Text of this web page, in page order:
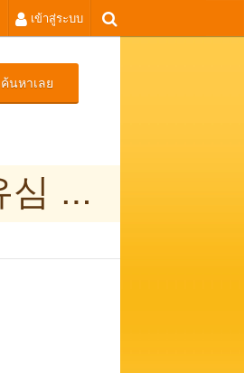
เข้าสู่ระบบ
ค้นหาเลย
탤ㄹㅔ끄램 banonpi 병사소액급전대출 바넌피 선불유심 소액급전 내구제 핸드폰유심가전내구제방법 통신불량자소액대출가능 속초시무직자긴급생계비대출